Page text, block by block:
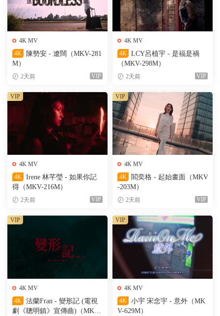
4K MV
4K
陳勢安 - 遼闊（MKV-281
M）
2天前 VIP
4K MV
4K
LCY呂植宇 - 是福是禍
（MKV-298M）
2天前 VIP
4K MV
4K
Irene 林芊瑩 - 如果你記
得（MKV-216M）
2天前 VIP
VIP
4K MV
4K
閻奕格 - 起始畫面（MKV
-203M）
2天前 VIP
VIP
4K MV
4K
法蘭Fran - 變形記 (電視
劇《聰明鎮》宣傳曲)（MKV-
VIP
4K MV
4K
小宇 宋念宇 - 意外（MK
V-629M）
VIP